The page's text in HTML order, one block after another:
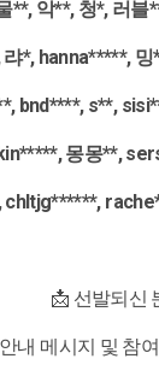
**, 악**, 청*, 러
랴*, hanna*****,
bnd****, s**,
몽몽**,
chltjg******,
📩 선발되신
내 메시지 및 참